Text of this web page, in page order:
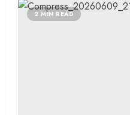
Berita Peristiwa
2 MIN READ